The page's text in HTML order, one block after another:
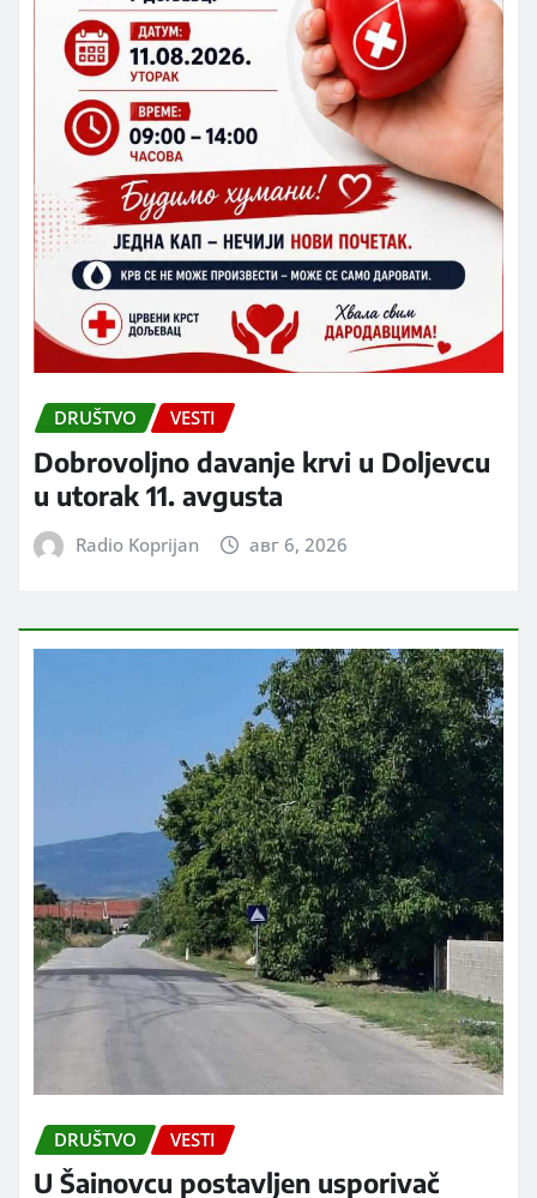
DRUŠTVO VESTI
Dobrovoljno davanje krvi u Doljevcu
u utorak 11. avgusta
Radio Koprijan авг 6, 2026
DRUŠTVO VESTI
U Šainovcu postavljen usporivač